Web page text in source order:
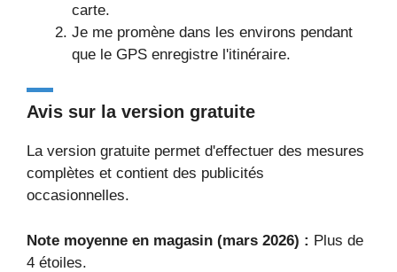
carte.
Je me promène dans les environs pendant
que le GPS enregistre l'itinéraire.
Avis sur la version gratuite
La version gratuite permet d'effectuer des mesures
complètes et contient des publicités
occasionnelles.
Note moyenne en magasin (mars 2026) : Plus de
4 étoiles.